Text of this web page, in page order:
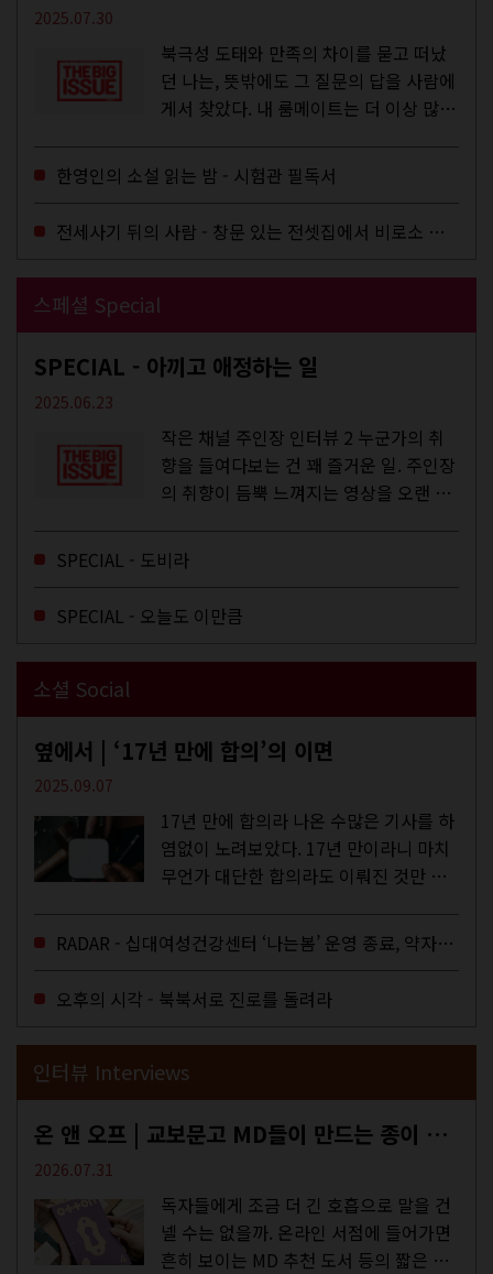
2025.07.30
북극성 도태와 만족의 차이를 묻고 떠났
던 나는, 뜻밖에도 그 질문의 답을 사람에
게서 찾았다. 내 룸메이트는 더 이상 많은
한영인의 소설 읽는 밤 - 시험관 필독서
전세사기 뒤의 사람 - 창문 있는 전셋집에서 비로소 겨울 이불을 샀다
스페셜 Special
SPECIAL - 아끼고 애정하는 일
2025.06.23
작은 채널 주인장 인터뷰 2 누군가의 취
향을 들여다보는 건 꽤 즐거운 일. 주인장
의 취향이 듬뿍 느껴지는 영상을 오랜 시
에 스며드는 경험을 하기도 한다. 좀처럼
듣지 않던 장르의 노래를...
SPECIAL - 도비라
SPECIAL - 오늘도 이만큼
소셜 Social
옆에서 | ‘17년 만에 합의’의 이면
2025.09.07
17년 만에 합의라 나온 수많은 기사를 하
염없이 노려보았다. 17년 만이라니 마치
무언가 대단한 합의라도 이뤄진 것만 같
을 결정하는 심의기구인 최저임금위원회
에 대한 소식을 전하는 기사였는데,...
RADAR - 십대여성건강센터 ‘나는봄’ 운영 종료, 약자로부터 멀어지는 도시
오후의 시각 - 북북서로 진로를 돌려라
인터뷰 Interviews
온 앤 오프 | 교보문고 MD들이 만드는 종이 잡지 <어떤>
2026.07.31
독자들에게 조금 더 긴 호흡으로 말을 건
넬 수는 없을까. 온라인 서점에 들어가면
흔히 보이는 MD 추천 도서 등의 짧은 문